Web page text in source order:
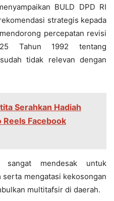
BULD DPD RI
strategis kepada
percepatan revisi
Tahun 1992 tentang
tidak relevan dengan
Serahkan Hadiah
Reels Facebook
sangat mendesak untuk
mengatasi kekosongan
multitafsir di daerah.